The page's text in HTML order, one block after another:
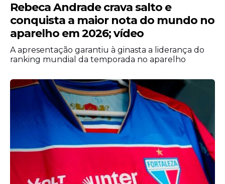
Rebeca Andrade crava salto e
conquista a maior nota do mundo no
aparelho em 2026; vídeo
A apresentação garantiu à ginasta a liderança do
ranking mundial da temporada no aparelho